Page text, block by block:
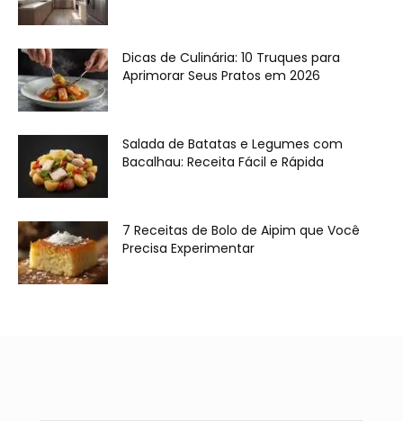
Dicas de Culinária: 10 Truques para
Aprimorar Seus Pratos em 2026
Salada de Batatas e Legumes com
Bacalhau: Receita Fácil e Rápida
7 Receitas de Bolo de Aipim que Você
Precisa Experimentar